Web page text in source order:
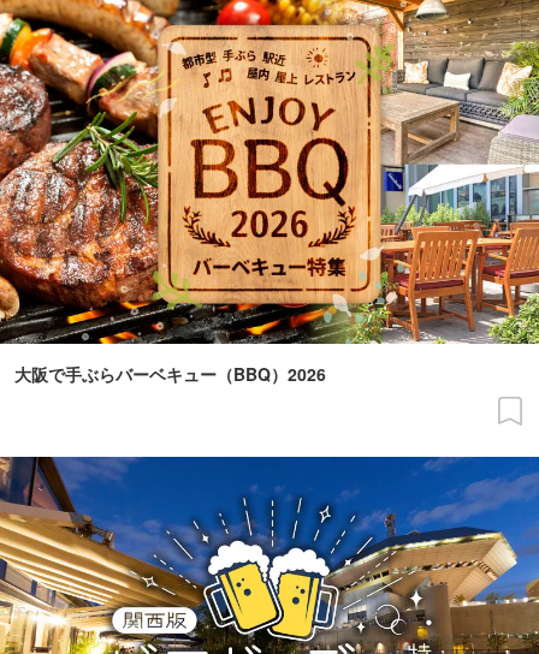
大阪で手ぶらバーベキュー（BBQ）2026